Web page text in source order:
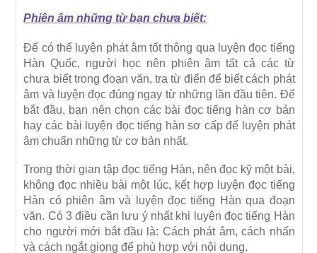
Phiên âm những từ bạn chưa biết:
Để có thể luyện phát âm tốt thông qua luyện đọc tiếng
Hàn Quốc, người học nên phiên âm tất cả các từ
chưa biết trong đoạn văn, tra từ điển để biết cách phát
âm và luyện đọc đúng ngay từ những lần đầu tiên. Để
bắt đầu, bạn nên chọn các bài đọc tiếng hàn cơ bản
hay các bài luyện đọc tiếng hàn sơ cấp để luyện phát
âm chuẩn những từ cơ bản nhất.
Trong thời gian tập đọc tiếng Hàn, nên đọc kỹ một bài,
không đọc nhiều bài một lúc, kết hợp luyện đọc tiếng
Hàn có phiên âm và luyện đọc tiếng Hàn qua đoạn
văn. Có 3 điều cần lưu ý nhất khi luyện đọc tiếng Hàn
cho người mới bắt đầu là: Cách phát âm, cách nhấn
và cách ngắt giọng để phù hợp với nội dung.